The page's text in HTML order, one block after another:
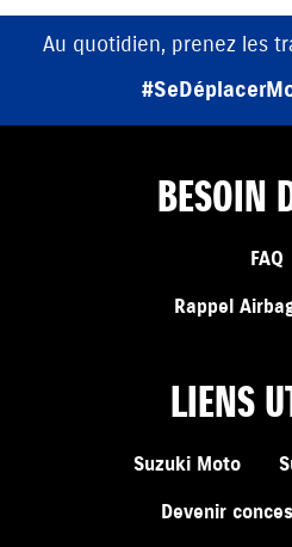
Au quotidien, prenez les
BESOIN
FAQ
Rappel
LIENS
Suzuki Moto
Devenir